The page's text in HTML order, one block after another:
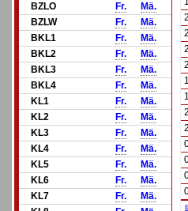
BZLO
Fr.
Mä.
BZLW
Fr.
Mä.
BKL1
Fr.
Mä.
BKL2
Fr.
Mä.
BKL3
Fr.
Mä.
BKL4
Fr.
Mä.
KL1
Fr.
Mä.
KL2
Fr.
Mä.
KL3
Fr.
Mä.
KL4
Fr.
Mä.
KL5
Fr.
Mä.
KL6
Fr.
Mä.
KL7
Fr.
Mä.